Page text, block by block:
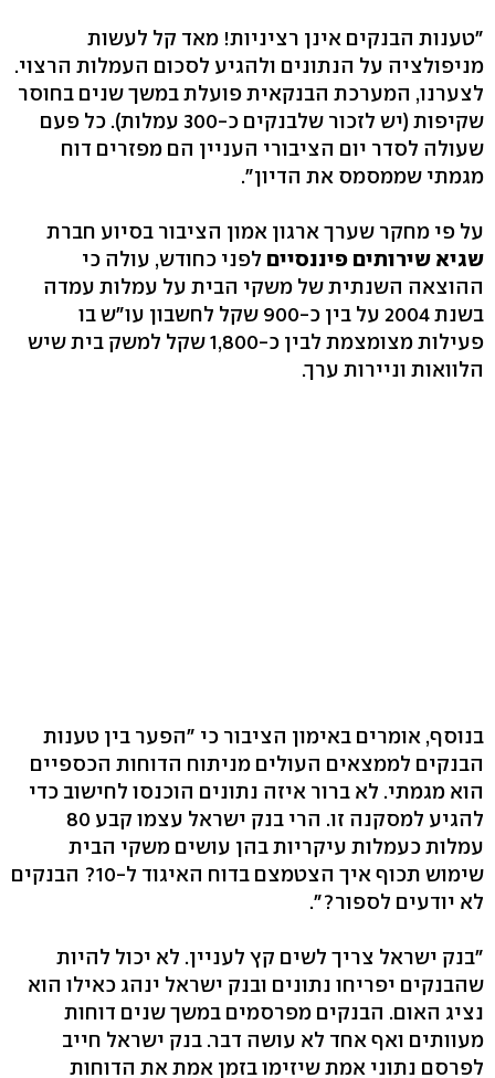
"טענות הבנקים אינן רציניות! מאד קל לעשות
מניפולציה על הנתונים ולהגיע לסכום העמלות הרצוי.
לצערנו, המערכת הבנקאית פועלת במשך שנים בחוסר
שקיפות (יש לזכור שלבנקים כ-300 עמלות). כל פעם
שעולה לסדר יום הציבורי העניין הם מפזרים דוח
מגמתי שממסמס את הדיון".
על פי מחקר שערך ארגון אמון הציבור בסיוע חברת
שגיא שירותים פיננסיים לפני כחודש, עולה כי
ההוצאה השנתית של משקי הבית על עמלות עמדה
בשנת 2004 על בין כ-900 שקל לחשבון עו"ש בו
פעילות מצומצמת לבין כ-1,800 שקל למשק בית שיש
הלוואות וניירות ערך.
בנוסף, אומרים באימון הציבור כי "הפער בין טענות
הבנקים לממצאים העולים מניתוח הדוחות הכספיים
הוא מגמתי. לא ברור איזה נתונים הוכנסו לחישוב כדי
להגיע למסקנה זו. הרי בנק ישראל עצמו קבע 80
עמלות כעמלות עיקריות בהן עושים משקי הבית
שימוש תכוף איך הצטמצם בדוח האיגוד ל-10? הבנקים
לא יודעים לספור?".
"בנק ישראל צריך לשים קץ לעניין. לא יכול להיות
שהבנקים יפריחו נתונים ובנק ישראל ינהג כאילו הוא
נציג האום. הבנקים מפרסמים במשך שנים דוחות
מעוותים ואף אחד לא עושה דבר. בנק ישראל חייב
לפרסם נתוני אמת שיזימו בזמן אמת את הדוחות